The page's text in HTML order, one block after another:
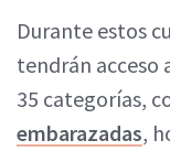
Durante estos
tendrán acceso
35 categorías,
embarazadas,